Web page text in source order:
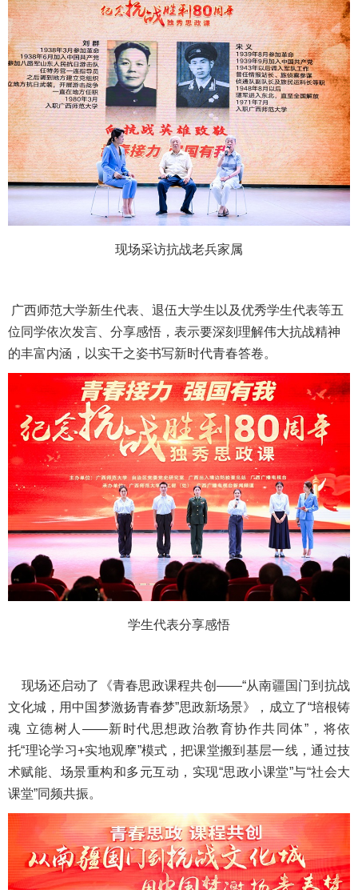
现场采访抗战老兵家属
广西师范大学新生代表、退伍大学生以及优秀学生代表等五
位同学依次发言、分享感悟，表示要深刻理解伟大抗战精神
的丰富内涵，以实干之姿书写新时代青春答卷。
学生代表分享感悟
现场还启动了《青春思政课程共创——“从南疆国门到抗战
文化城，用中国梦激扬青春梦”思政新场景》，成立了“培根铸
魂 立德树人——新时代思想政治教育协作共同体”，将依
托“理论学习+实地观摩”模式，把课堂搬到基层一线，通过技
术赋能、场景重构和多元互动，实现“思政小课堂”与“社会大
课堂”同频共振。